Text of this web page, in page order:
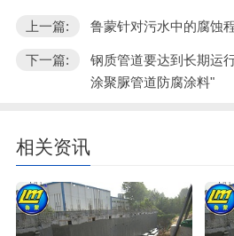
上一篇: 鲁蒙针对污水中的腐蚀
下一篇:
钢质管道要达到长期运
涂聚脲管道防腐涂料"
相关资讯